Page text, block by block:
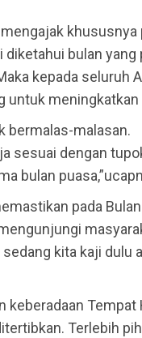
bulan yang
kepada
untuk meningkatkan
bermalas-malasan.
sesuai dengan
bulan
pada
sedang kita kaji
keberadaan
Terlebih